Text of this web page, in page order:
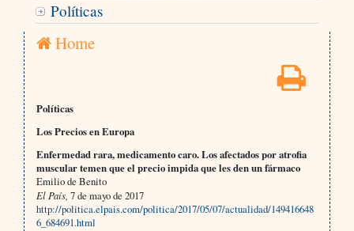
Políticas
Home
Políticas
Los Precios en Europa
Enfermedad rara, medicamento caro. Los afectados por atrofia
muscular temen que el precio impida que les den un fármaco
Emilio de Benito
El País, 7 de mayo de 2017
http://politica.elpais.com/politica/2017/05/07/actualidad/149416648
6_684691.html